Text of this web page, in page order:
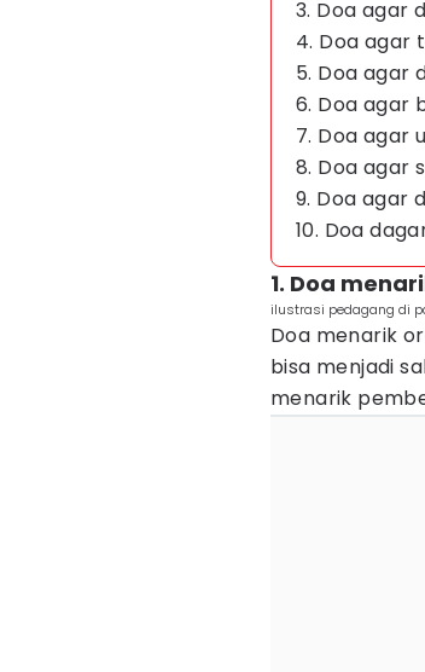
3. Doa agar
4. Doa agar
5. Doa agar
6. Doa agar
7. Doa agar
8. Doa agar
9. Doa agar
10. Doa
1. Doa
ilustrasi pedagang di
Doa menarik
bisa menjadi
menarik